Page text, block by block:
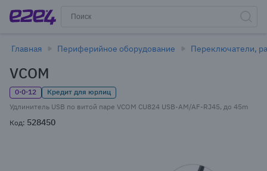
Главная Периферийное оборудование Переключатели,
VCOM
0·0·12
Кредит для юрлиц
Удлинитель USB по витой паре VCOM CU824 USB-AM/AF-RJ45, до 45m
Код: 528450